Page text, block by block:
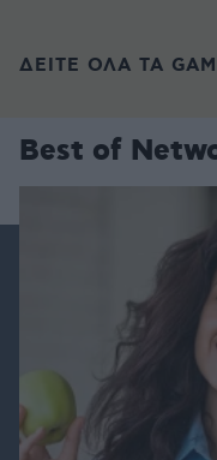
ΔΕΙΤΕ ΟΛΑ ΤΑ
Best of